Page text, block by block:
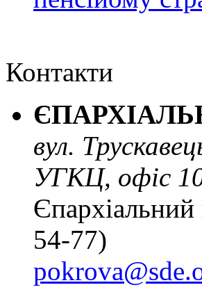
Контакти
вул.
УГКЦ, офіс
54-77)